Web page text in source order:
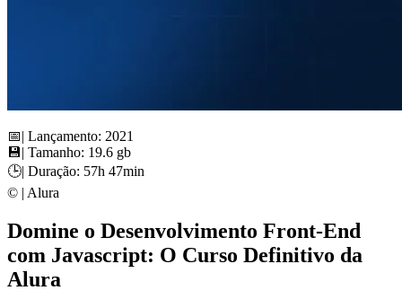
📅| Lançamento: 2021
💾| Tamanho: 19.6 gb
🕒| Duração: 57h 47min
©️ | Alura
Domine o Desenvolvimento Front-End
com Javascript: O Curso Definitivo da
Alura